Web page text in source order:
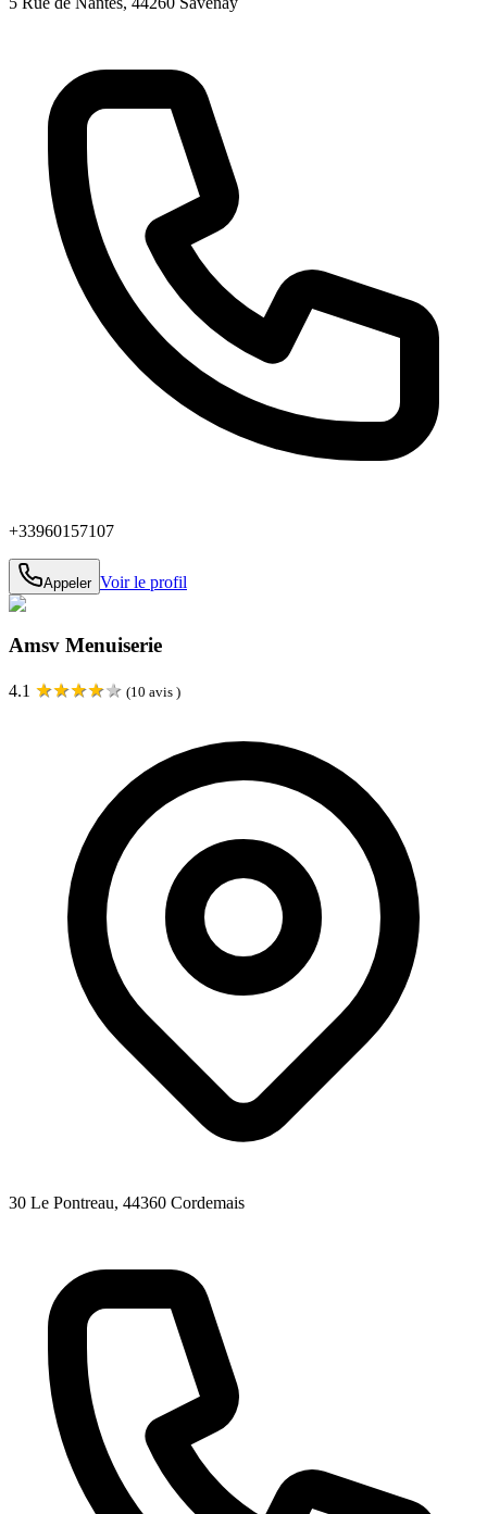
+33960157107
Appeler Voir le profil
Amsv Menuiserie
4.1 ★★★★★ (10 avis )
30 Le Pontreau, 44360 Cordemais